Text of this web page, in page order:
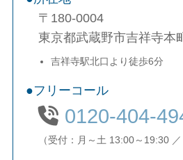
〒180-0004
東京都武蔵野市吉祥寺本
吉祥寺駅北口より徒歩6分
フリーコール
0120-404-
（受付：月～土 13:00～19:30